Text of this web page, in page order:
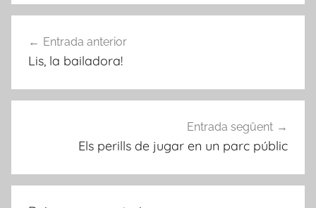
d'entrades
Entrada anterior
Lis, la bailadora!
Entrada següent
Els perills de jugar en un parc públic